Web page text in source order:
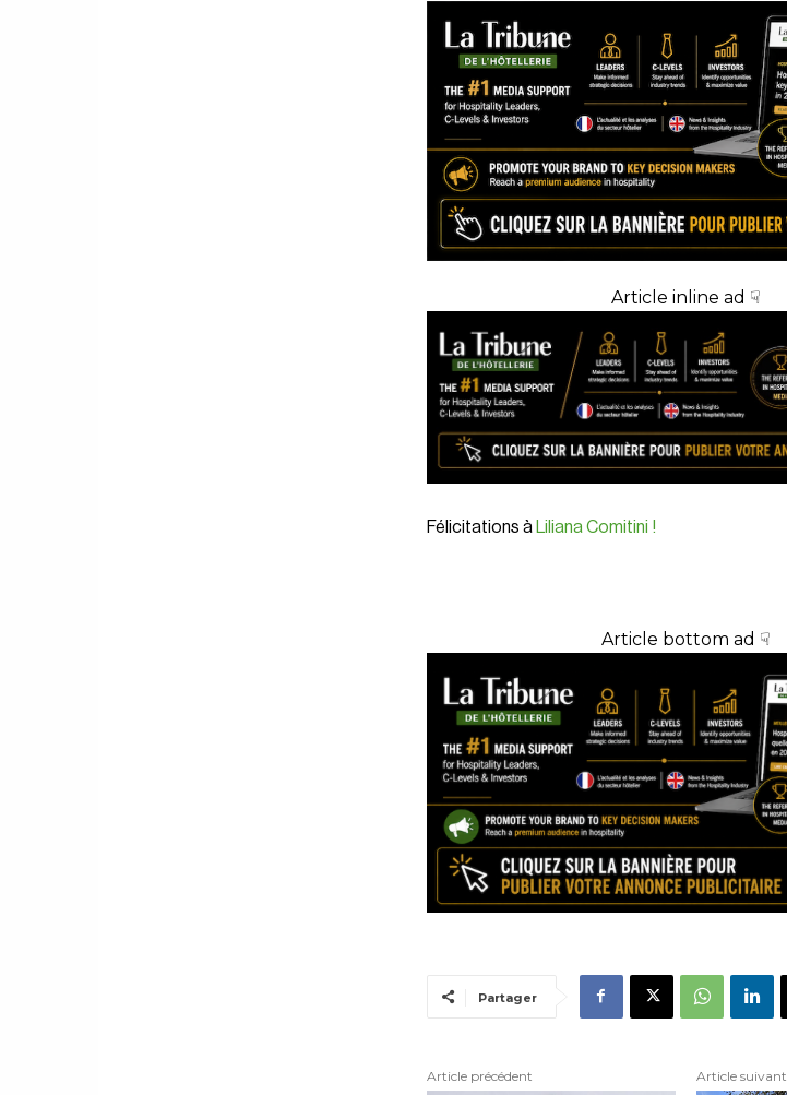
Article inline ad ☟
Félicitations à Liliana Comitini !
Article bottom ad ☟
Partager
Article précédent Article suivant